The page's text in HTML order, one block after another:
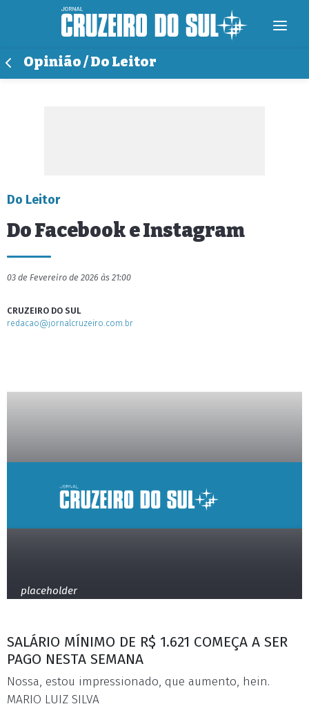
Opinião / Do Leitor
Do Leitor
Do Facebook e Instagram
03 de Fevereiro de 2026 às 21:00
CRUZEIRO DO SUL
redacao@jornalcruzeiro.com.br
placeholder
SALÁRIO MÍNIMO DE R$ 1.621 COMEÇA A SER
PAGO NESTA SEMANA
Nossa, estou impressionado, que aumento, hein.
MARIO LUIZ SILVA